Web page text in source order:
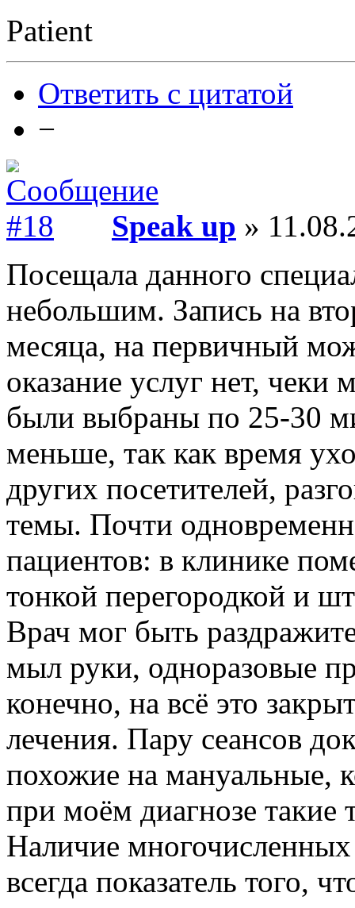
Patient
Ответить с цитатой
−
Speak up »
Посещала данного
небольшим. Запись на
месяца, на первичный
оказание услуг нет, чеки
были выбраны по 25-30
меньше, так как время
других посетителей,
темы. Почти
пациентов: в клинике
тонкой перегородкой и
Врач мог быть
мыл руки, одноразовые
конечно, на всё это
лечения. Пару сеансов
похожие на мануальные,
при моём диагнозе такие
Наличие
всегда показатель того,